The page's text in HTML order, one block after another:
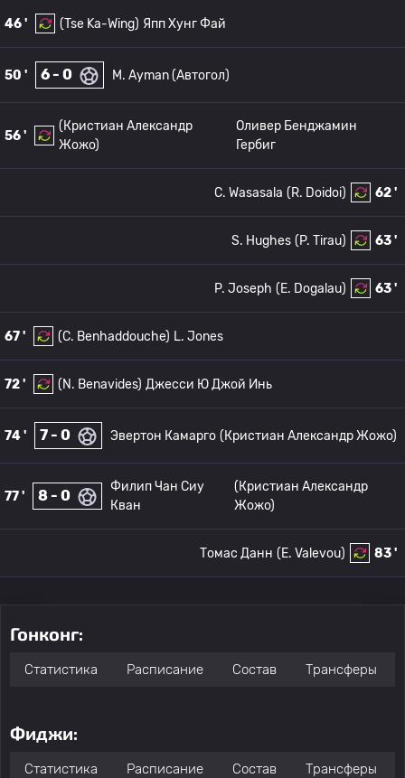
46 ' (Tse Ka-Wing) Япп Хунг Фай
50 ' 6 - 0 M. Ayman (Автогол)
56 '
(Кристиан Александр
Жожо)
Оливер Бенджамин
Гербиг
62 '
(R. Doidoi)
C. Wasasala
63 '
(P. Tirau)
S. Hughes
63 '
(E. Dogalau)
P. Joseph
67 ' (C. Benhaddouche) L. Jones
72 ' (N. Benavides) Джесси Ю Джой Инь
74 ' 7 - 0 Эвертон Камарго (Кристиан Александр Жожо)
77 ' 8 - 0
Филип Чан Сиу
Кван
(Кристиан Александр
Жожо)
83 '
(E. Valevou)
Томас Данн
Гонконг:
Статистика Расписание Состав Трансферы
Фиджи:
Статистика Расписание Состав Трансферы